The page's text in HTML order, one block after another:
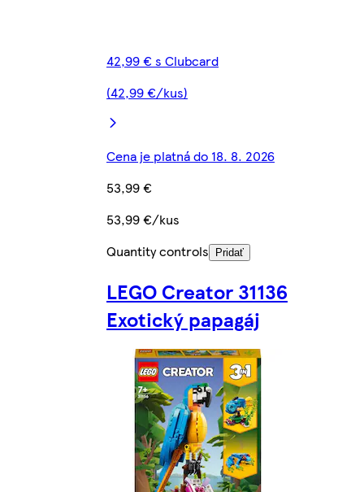
42,99 € s Clubcard
(42,99 €/kus)
Cena je platná do 18. 8. 2026
53,99 €
53,99 €/kus
Quantity controls
Pridať
LEGO Creator 31136
Exotický papagáj